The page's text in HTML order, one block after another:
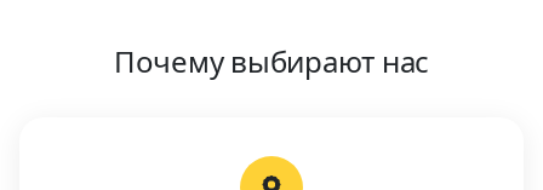
Почему выбирают нас